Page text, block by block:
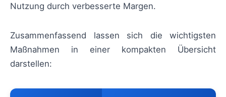
Nutzung durch verbesserte Margen.
Zusammenfassend lassen sich die wichtigsten
Maßnahmen in einer kompakten Übersicht
darstellen: